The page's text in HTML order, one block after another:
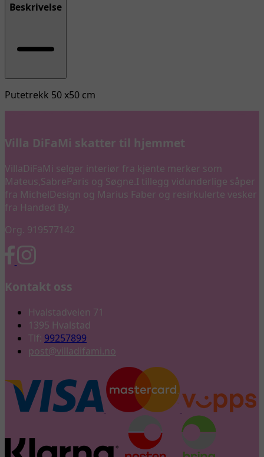
Beskrivelse
Putetrekk 50 x50 cm
Villa DiFaMi skatter til hjemmet
VillaDiFaMi selger interiør fra kjente merker som
Mateus,SabreParis og Søgne.I tillegg vidunderlige såper
fra MichelDesign og Marius Faber og resirkulerte vesker
fra Handed By.
Org. 919577142
Kontakt oss
Hvalstadveien 71
1395 Hvalstad
Tlf: 99257899
post@villadifami.no